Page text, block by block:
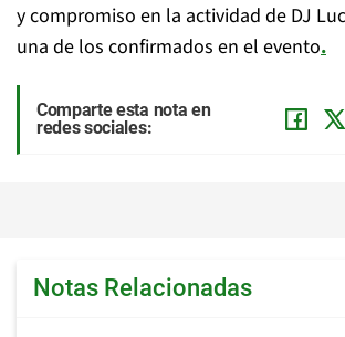
y compromiso en la actividad de DJ
una de los confirmados en el evento.
Comparte esta nota en
redes sociales:
Notas Relacionadas